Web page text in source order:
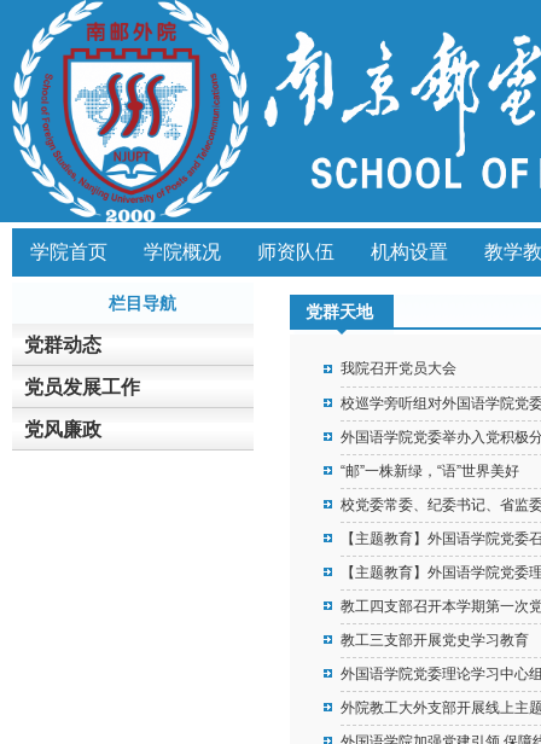
学院首页 学院概况 师资队伍 机构设置 教学
栏目导航
党群动态
党员发展工作
党风廉政
党群天地
我院召开党员大会
校巡学旁听组对外国语学院党
外国语学院党委举办入党积极
“邮”一株新绿，“语”世界美好
校党委常委、纪委书记、省监
【主题教育】外国语学院党
【主题教育】外国语学院党
教工四支部召开本学期第一次
教工三支部开展党史学习教育
外国语学院党委理论学习中心
外院教工大外支部开展线上主